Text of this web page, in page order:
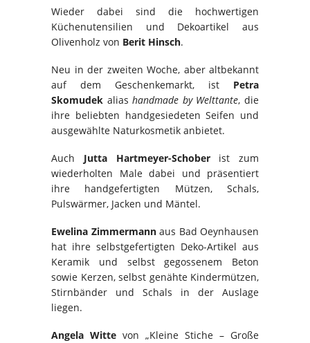
Wieder dabei sind die hochwertigen
Küchenutensilien und Dekoartikel aus
Olivenholz von Berit Hinsch.
Neu in der zweiten Woche, aber altbekannt
auf dem Geschenkemarkt, ist Petra
Skomudek aliashandmade by Welttante, die
ihre beliebten handgesiedeten Seifen und
ausgewählte Naturkosmetik anbietet.
Auch Jutta Hartmeyer-Schoberist zum
wiederholten Male dabei und präsentiert
ihre handgefertigten Mützen, Schals,
Pulswärmer, Jacken und Mäntel.
Ewelina Zimmermannaus Bad Oeynhausen
hat ihre selbstgefertigten Deko-Artikel aus
Keramik und selbst gegossenem Beton
sowie Kerzen, selbst genähte Kindermützen,
Stirnbänder und Schals in der Auslage
liegen.
Angela Witte von „Kleine Stiche – Große